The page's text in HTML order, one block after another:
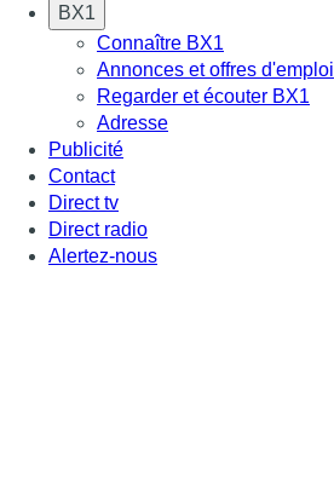
BX1
Connaître BX1
Annonces et offres d'emploi
Regarder et écouter BX1
Adresse
Publicité
Contact
Direct tv
Direct radio
Alertez-nous